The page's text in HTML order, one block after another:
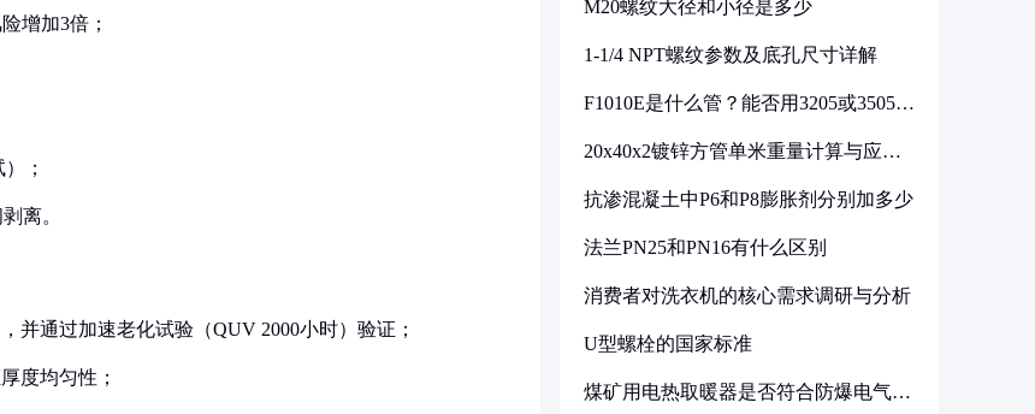
增加3倍；
；
离。
并通过加速老化试验（QUV 2000小时）验证；
度均匀性；
M20螺纹大径和小径是多少
1-1/4 NPT螺纹参数及底孔尺寸详解
F1010E是什么管？能否用3205或3505代
20x40x2镀锌方管单米重量计算与应用
抗渗混凝土中P6和P8膨胀剂分别加多少
法兰PN25和PN16有什么区别
消费者对洗衣机的核心需求调研与分析
U型螺栓的国家标准
煤矿用电热取暖器是否符合防爆电气设